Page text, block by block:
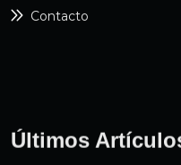
Contacto
Últimos